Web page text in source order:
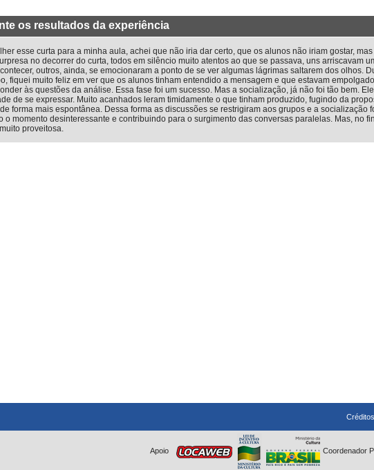
os resultados da experiência
esse curta para a minha aula, achei que não iria dar certo, que os alunos não iriam gostar,
no decorrer do curta, todos em silêncio muito atentos ao que se passava, uns arriscavam
outros, ainda, se emocionaram a ponto de se ver algumas lágrimas saltarem dos olhos.
fiquei muito feliz em ver que os alunos tinham entendido a mensagem e que estavam
às questões da análise. Essa fase foi um sucesso. Mas a socialização, já não foi tão bem.
de se expressar. Muito acanhados leram timidamente o que tinham produzido, fugindo da
forma mais espontânea. Dessa forma as discussões se restrigiram aos grupos e a socialização
o momento desinteressante e contribuindo para o surgimento das conversas paralelas. Mas, no
proveitosa.
Créditos
Apoio Coordenador